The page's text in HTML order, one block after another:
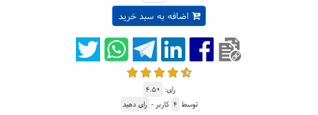
اضافه به سبد خرید
رای: ۴.۵۰
توسط ۴ کاربر - رای دهید